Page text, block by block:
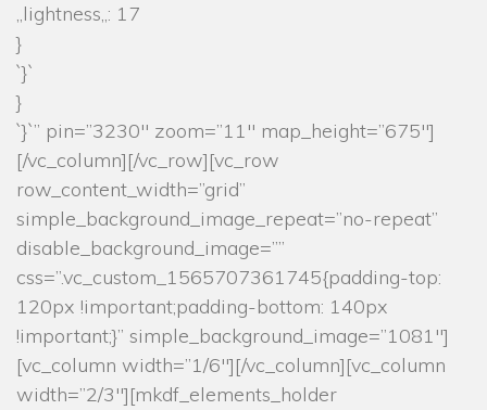
„lightness„: 17
}
`}`
}
`}`” pin=”3230″ zoom=”11″ map_height=”675″]
[/vc_column][/vc_row][vc_row
row_content_width=”grid”
simple_background_image_repeat=”no-repeat”
disable_background_image=””
css=”.vc_custom_1565707361745{padding-top:
120px !important;padding-bottom: 140px
!important;}” simple_background_image=”1081″]
[vc_column width=”1/6″][/vc_column][vc_column
width=”2/3″][mkdf_elements_holder